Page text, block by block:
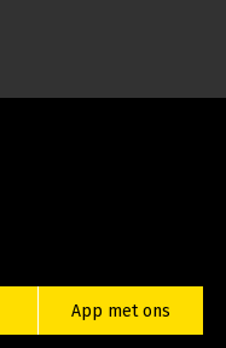
App met ons